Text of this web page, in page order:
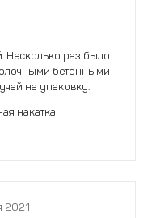
Несколько раз было
бетонными
на упаковку.
накатка
2021